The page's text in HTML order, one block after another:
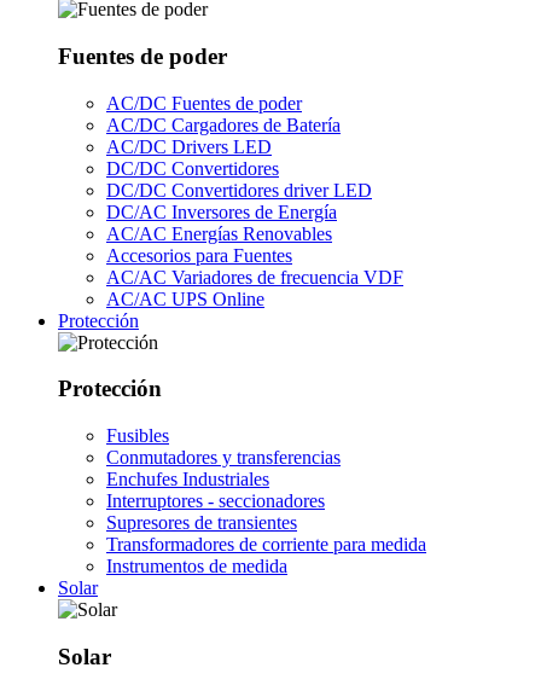
Fuentes de poder
AC/DC Fuentes de poder
AC/DC Cargadores de Batería
AC/DC Drivers LED
DC/DC Convertidores
DC/DC Convertidores driver LED
DC/AC Inversores de Energía
AC/AC Energías Renovables
Accesorios para Fuentes
AC/AC Variadores de frecuencia VDF
AC/AC UPS Online
Protección
Protección
Fusibles
Conmutadores y transferencias
Enchufes Industriales
Interruptores - seccionadores
Supresores de transientes
Transformadores de corriente para medida
Instrumentos de medida
Solar
Solar